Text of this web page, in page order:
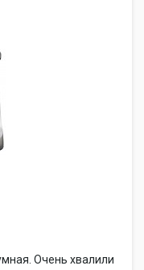
Очень хвалили